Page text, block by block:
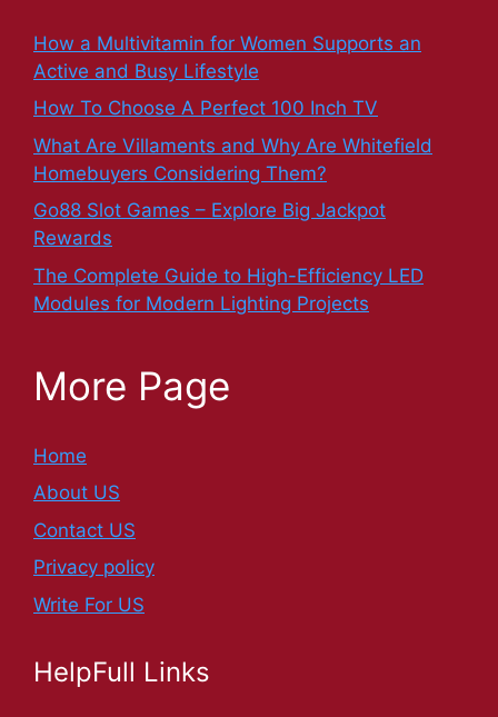
How a Multivitamin for Women Supports an
Active and Busy Lifestyle
How To Choose A Perfect 100 Inch TV
What Are Villaments and Why Are Whitefield
Homebuyers Considering Them?
Go88 Slot Games – Explore Big Jackpot
Rewards
The Complete Guide to High-Efficiency LED
Modules for Modern Lighting Projects
More Page
Home
About US
Contact US
Privacy policy
Write For US
HelpFull Links